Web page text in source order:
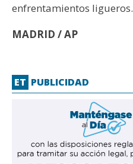
enfrentamientos ligueros.
MADRID / AP
ET PUBLICIDAD